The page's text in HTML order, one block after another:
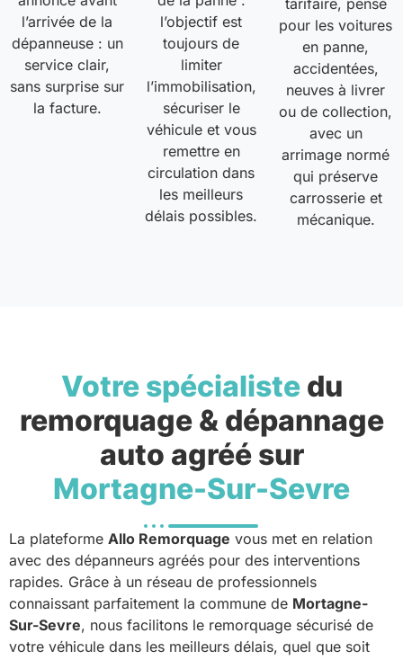
l’arrivée de la
dépanneuse : un
service clair,
sans surprise sur
la facture.
l’objectif est
toujours de
limiter
l’immobilisation,
sécuriser le
véhicule et vous
remettre en
circulation dans
les meilleurs
délais possibles.
tarifaire, pensé
pour les voitures
en panne,
accidentées,
neuves à livrer
ou de collection,
avec un
arrimage normé
qui préserve
carrosserie et
mécanique.
Votre spécialistedu
remorquage & dépannage
auto agréé sur
Mortagne-Sur-Sevre
La plateforme Allo Remorquage vous met en relation
avec des dépanneurs agréés pour des interventions
rapides. Grâce à un réseau de professionnels
connaissant parfaitement la commune de Mortagne-
Sur-Sevre, nous facilitons le remorquage sécurisé de
votre véhicule dans les meilleurs délais, quel que soit